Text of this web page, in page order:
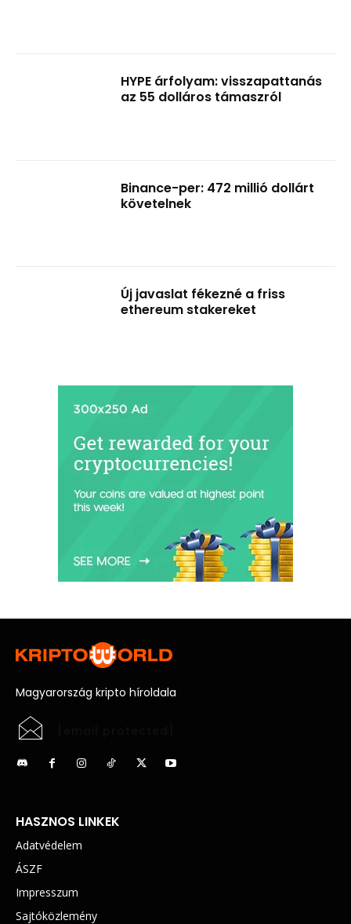
HYPE árfolyam: visszapattanás
az 55 dolláros támaszról
Binance-per: 472 millió dollárt
követelnek
Új javaslat fékezné a friss
ethereum stakereket
Magyarország kripto híroldala
HASZNOS LINKEK
Adatvédelem
ÁSZF
Impresszum
Sajtóközlemény